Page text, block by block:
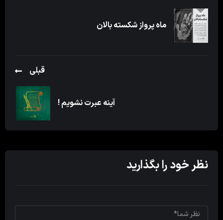
ماه پرواز شکسته بالان
قبلی
آینه عبرت نشویم !
نظر خود را بگذارید